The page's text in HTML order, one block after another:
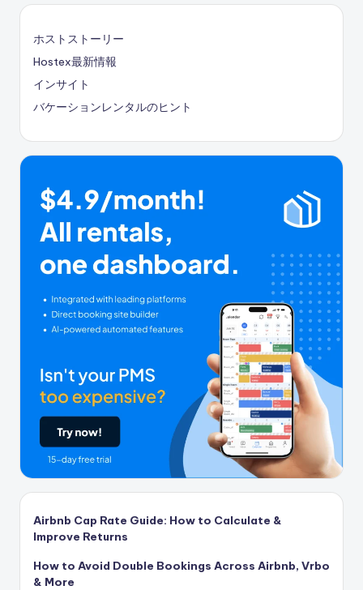
ホストストーリー
Hostex最新情報
インサイト
バケーションレンタルのヒント
Airbnb Cap Rate Guide: How to Calculate &
Improve Returns
How to Avoid Double Bookings Across Airbnb, Vrbo
& More